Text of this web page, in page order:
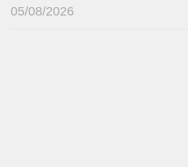
05/08/2026